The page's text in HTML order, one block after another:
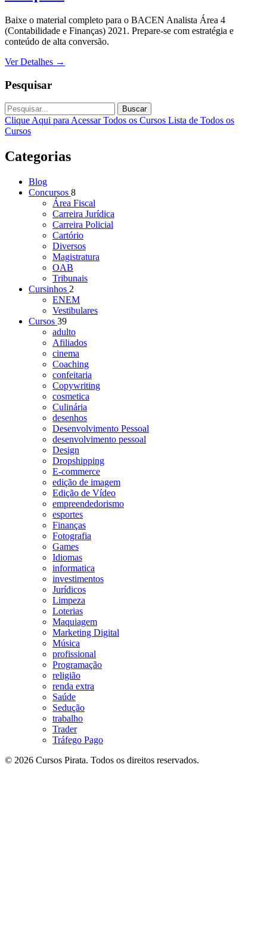
Baixe o material completo para o BACEN Analista Área 4
(Contabilidade e Finanças) 2021. Prepare-se com estratégia e
conteúdo de alta conversão.
Ver Detalhes →
Pesquisar
Buscar
Clique Aqui para Acessar Todos os Cursos Lista de Todos os
Cursos
Categorias
Blog
Concursos 8
Área Fiscal
Carreira Jurídica
Carreira Policial
Cartório
Diversos
Magistratura
OAB
Tribunais
Cursinhos 2
ENEM
Vestibulares
Cursos 39
adulto
Afiliados
cinema
Coaching
confeitaria
Copywriting
cosmetica
Culinária
desenhos
Desenvolvimento Pessoal
desenvolvimento pessoal
Design
Dropshipping
E-commerce
edição de imagem
Edição de Vídeo
empreendedorismo
esportes
Finanças
Fotografia
Games
Idiomas
informatica
investimentos
Jurídicos
Limpeza
Loterias
Maquiagem
Marketing Digital
Música
profissional
Programação
religião
renda extra
Saúde
Sedução
trabalho
Trader
Tráfego Pago
© 2026 Cursos Pirata. Todos os direitos reservados.